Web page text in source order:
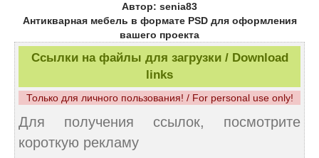
Автор: senia83
Антикварная мебель в формате PSD для оформления
вашего проекта
Ссылки на файлы для загрузки / Download
links
Только для личного пользования! / For personal use only!
Для получения ссылок, посмотрите
короткую рекламу